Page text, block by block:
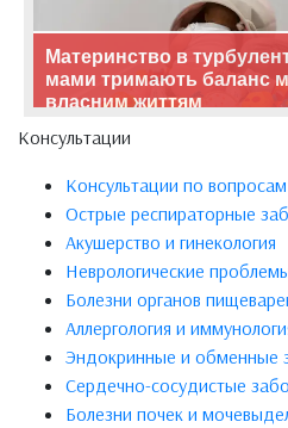
Материнство в
мами тримають баланс
власним життям
Консультации
Консультации по
Острые респираторные
Акушерство и гинекология
Неврологические
Болезни органов
Аллергология и
Эндокринные и обменные
Сердечно-сосудистые
Болезни почек и